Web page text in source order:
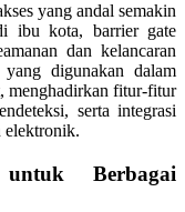
yang andal semakin
ibu kota, barrier gate
dan kelancaran
yang digunakan dalam
menghadirkan fitur-fitur
serta integrasi
elektronik.
Berbagai